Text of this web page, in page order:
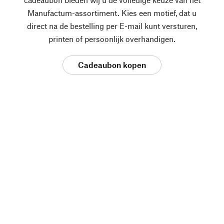
Manufactum-assortiment. Kies een motief, dat u
direct na de bestelling per E-mail kunt versturen,
printen of persoonlijk overhandigen.
Cadeaubon kopen